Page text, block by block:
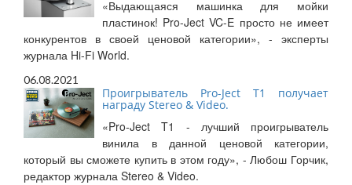
«Выдающаяся машинка для мойки
пластинок! Pro-Ject VC-E просто не имеет
конкурентов в своей ценовой категории», - эксперты
журнала Hi-Fi World.
06.08.2021
Проигрыватель Pro-Ject T1 получает
награду Stereo & Video.
«Pro-Ject T1 - лучший проигрыватель
винила в данной ценовой категории,
который вы сможете купить в этом году», - Любош Горчик,
редактор журнала Stereo & Video.